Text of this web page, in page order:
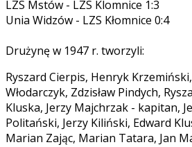
LZS Mstów - LZS Klomnice 1:3
Unia Widzów - LZS Kłomnice 0:4
Drużynę w 1947 r. tworzyli:
Ryszard Cierpis, Henryk
Włodarczyk, Zdzisław Pindych,
Kluska, Jerzy Majchrzak - kapitan,
Politański, Jerzy Kiliński, Edward
Marian Zając, Marian Tatara, Jan